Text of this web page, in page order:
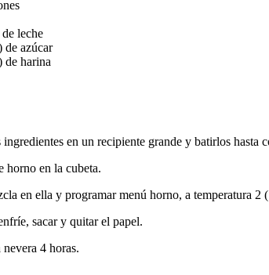
leche
de azúcar
de harina
en un recipiente grande y batirlos hasta
horno en la cubeta.
en ella y programar menú horno, a temperatura 2
sacar y quitar el papel.
4 horas.